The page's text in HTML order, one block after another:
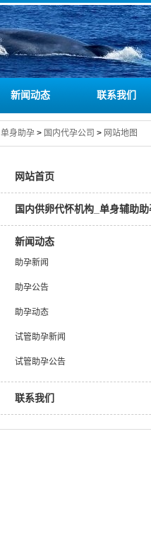
新闻动态 联系我们
单身助孕 > 国内代孕公司 > 网站地图
网站首页
国内供卵代怀机构_单身辅助
新闻动态
助孕新闻
助孕公告
助孕动态
试管助孕新闻
试管助孕公告
联系我们